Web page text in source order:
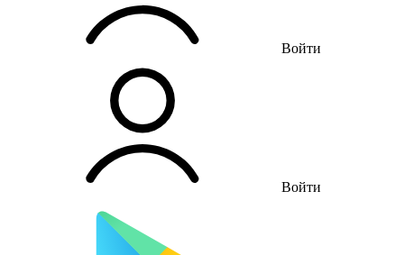
Войти
Войти